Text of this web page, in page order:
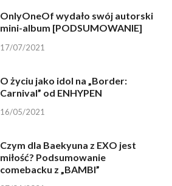
OnlyOneOf wydało swój autorski
mini-album [PODSUMOWANIE]
17/07/2021
O życiu jako idol na „Border:
Carnival” od ENHYPEN
16/05/2021
Czym dla Baekyuna z EXO jest
miłość? Podsumowanie
comebacku z „BAMBI”